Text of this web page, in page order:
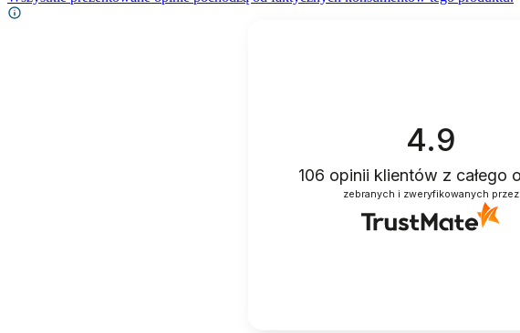
4.9
106 opinii klientów z całego
zebranych i zweryfikowanych przez